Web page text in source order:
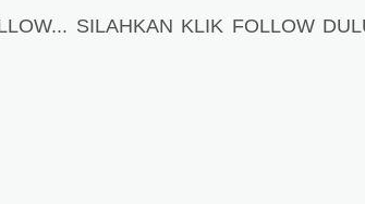
SILAHKAN KLIK FOLLOW